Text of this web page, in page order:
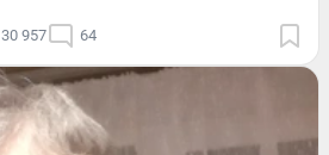
30 957 64